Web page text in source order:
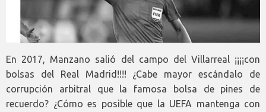
En 2017, Manzano salió del campo del Villarreal ¡¡¡¡con
bolsas del Real Madrid!!!! ¿Cabe mayor escándalo de
corrupción arbitral que la famosa bolsa de pines de
recuerdo? ¿Cómo es posible que la UEFA mantenga con